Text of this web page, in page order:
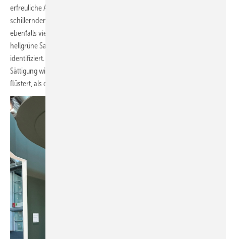
erfreuliche Assoziation inmitten unseres grauen Alltags, fernab der
schillernden Messewelt, wäre. Mit der gleichen Rot-Nuance zog Vitra
ebenfalls viele Blicke auf sich. Und auch das eingangs erwähnte
hellgrüne Salbei hat man hier – genau wie bei Bette – als Trend
identifiziert. Zurückhaltendes Puderrosa in gleicher Helligkeit und
Sättigung wie Salbei ergänzt bei Vitra die Harmonie, die eher zu uns
flüstert, als dass sie schreit.